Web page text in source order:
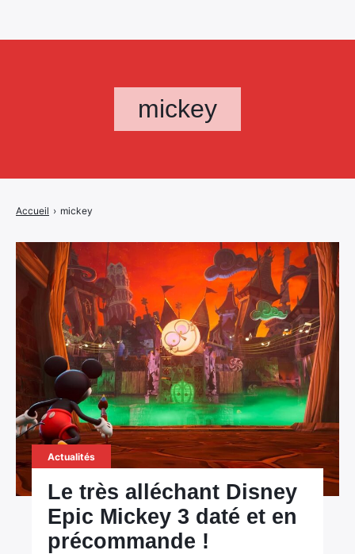
mickey
Accueil › mickey
Actualités
Le très alléchant Disney
Epic Mickey 3 daté et en
précommande !